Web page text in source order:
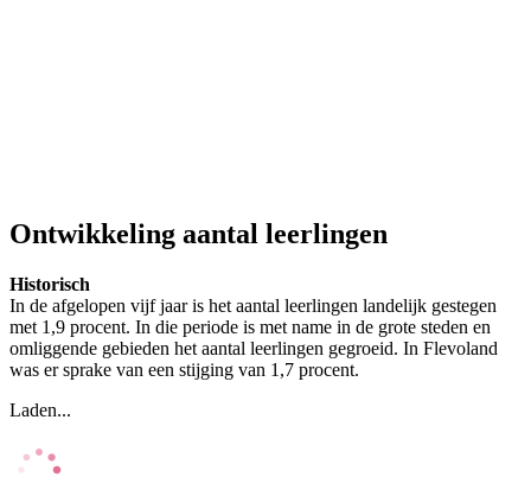
Ontwikkeling aantal leerlingen
Historisch
In de afgelopen vijf jaar is het aantal leerlingen landelijk gestegen
met 1,9 procent. In die periode is met name in de grote steden en
omliggende gebieden het aantal leerlingen gegroeid. In Flevoland
was er sprake van een stijging van 1,7 procent.
Laden...